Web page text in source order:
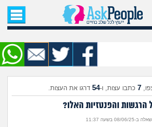
עמוד הבית
שאל שאלה
שאלות חדשות
שאלות שעוררו עניין
עצות חדשות
7 כתבו עצות, ו-54 דרגו את העצות.
והפנטזיות האלו?
25 בשעה 11:37